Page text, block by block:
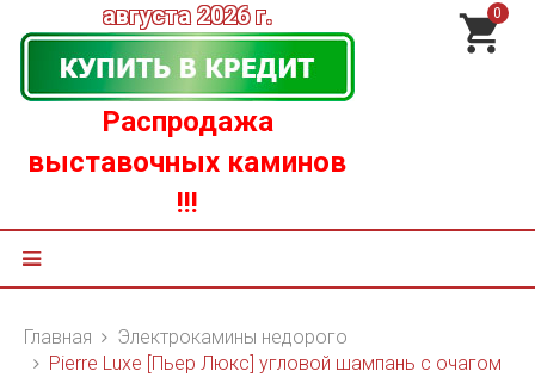
августа 2026 г.
Распродажа
выставочных каминов
!!!
0
Главная
Электрокамины недорого
Pierre Luxe [Пьер Люкс] угловой шампань с очагом